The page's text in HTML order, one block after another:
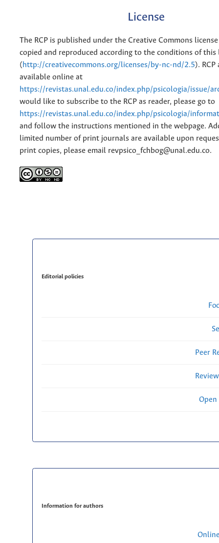
License
The RCP is published under the Creative Commons
copied and reproduced according to the conditions of this
(http://creativecommons.org/licenses/by-nc-nd/2.5).
available online at
https://revistas.unal.edu.co/index.php/psicologia/issue/
would like to subscribe to the RCP as reader, please go to
https://revistas.unal.edu.co/index.php/psicologia/
and follow the instructions mentioned in the webpage.
limited number of print journals are available upon
print copies, please email revpsico_fchbog@unal.edu.co.
Editorial policies
Peer
Open
Information for authors